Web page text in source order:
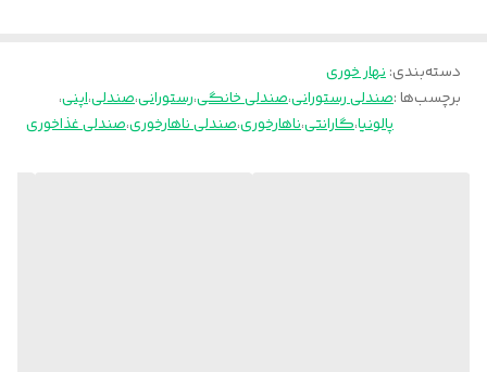
ارسال از تهران و قزوین به سراسر کشور
دسته‌بندی:نهار خوری
برچسب‌ها :صندلی رستورانی،صندلی خانگی،رستورانی،صندلی،اپنی،
پالونیا،گارانتی،ناهارخوری،صندلی ناهارخوری،صندلی غذاخوری